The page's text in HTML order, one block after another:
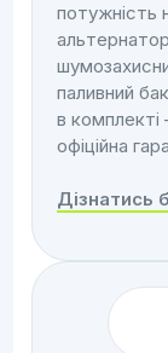
потужність
паливний
в комплекті
офіційна
Дізнатись